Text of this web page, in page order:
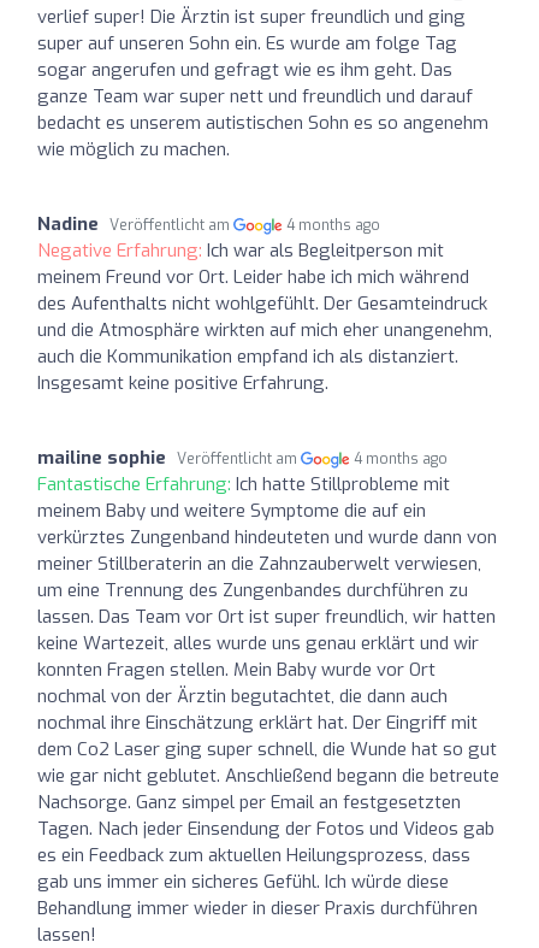
verlief super! Die Ärztin ist super freundlich und ging
super auf unseren Sohn ein. Es wurde am folge Tag
sogar angerufen und gefragt wie es ihm geht. Das
ganze Team war super nett und freundlich und darauf
bedacht es unserem autistischen Sohn es so angenehm
wie möglich zu machen.
Nadine Veröffentlicht am 4 months ago
Negative Erfahrung: Ich war als Begleitperson mit
meinem Freund vor Ort. Leider habe ich mich während
des Aufenthalts nicht wohlgefühlt. Der Gesamteindruck
und die Atmosphäre wirkten auf mich eher unangenehm,
auch die Kommunikation empfand ich als distanziert.
Insgesamt keine positive Erfahrung.
mailine sophie Veröffentlicht am 4 months ago
Fantastische Erfahrung: Ich hatte Stillprobleme mit
meinem Baby und weitere Symptome die auf ein
verkürztes Zungenband hindeuteten und wurde dann von
meiner Stillberaterin an die Zahnzauberwelt verwiesen,
um eine Trennung des Zungenbandes durchführen zu
lassen. Das Team vor Ort ist super freundlich, wir hatten
keine Wartezeit, alles wurde uns genau erklärt und wir
konnten Fragen stellen. Mein Baby wurde vor Ort
nochmal von der Ärztin begutachtet, die dann auch
nochmal ihre Einschätzung erklärt hat. Der Eingriff mit
dem Co2 Laser ging super schnell, die Wunde hat so gut
wie gar nicht geblutet. Anschließend begann die betreute
Nachsorge. Ganz simpel per Email an festgesetzten
Tagen. Nach jeder Einsendung der Fotos und Videos gab
es ein Feedback zum aktuellen Heilungsprozess, dass
gab uns immer ein sicheres Gefühl. Ich würde diese
Behandlung immer wieder in dieser Praxis durchführen
lassen!